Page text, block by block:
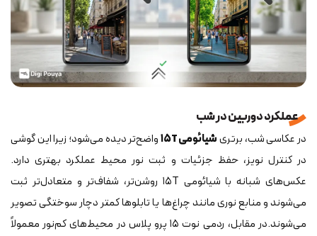
عملکرد دوربین در شب
در عکاسی شب، برتریشیائومی ۱۵T
واضح‌تر دیده می‌شود؛ زیرا این گوشی
در کنترل نویز، حفظ جزئیات و ثبت نور محیط عملکرد بهتری دارد.
عکس‌های شبانه با شیائومی ۱۵T روشن‌تر، شفاف‌تر و متعادل‌تر ثبت
می‌شوند و منابع نوری مانند چراغ‌ها یا تابلوها کمتر دچار سوختگی تصویر
می‌شوند.در مقابل، ردمی نوت ۱۵ پرو پلاس در محیط‌های کم‌نور معمولاً